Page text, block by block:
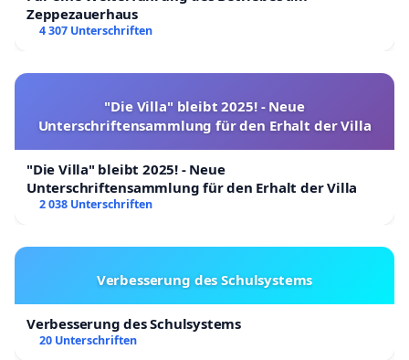
Zeppezauerhaus
4 307 Unterschriften
"Die Villa" bleibt 2025! - Neue
Unterschriftensammlung für den Erhalt der Villa
"Die Villa" bleibt 2025! - Neue
Unterschriftensammlung für den Erhalt der Villa
2 038 Unterschriften
Verbesserung des Schulsystems
Verbesserung des Schulsystems
20 Unterschriften